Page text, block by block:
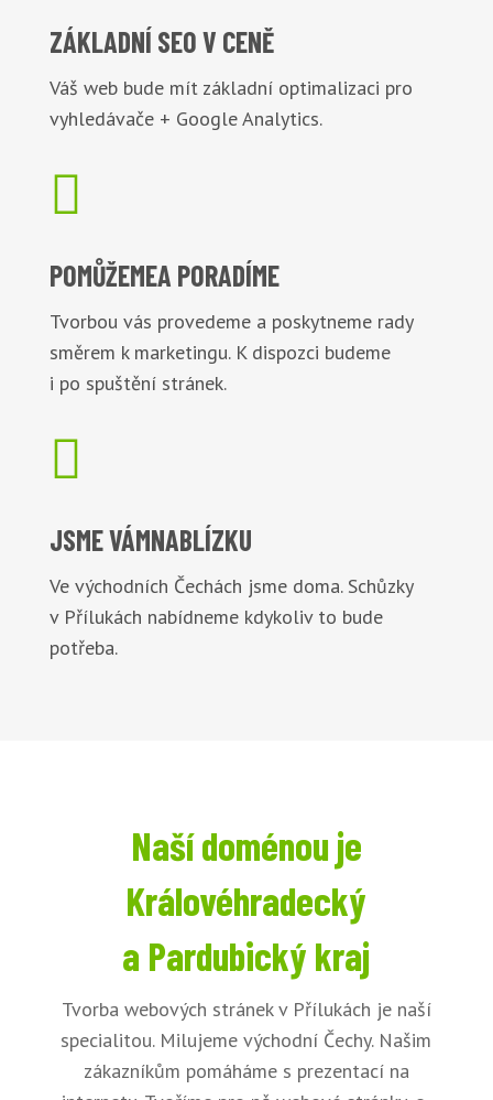
ZÁKLADNÍ SEO V CENĚ
Váš web bude mít základní optimalizaci pro
vyhledávače + Google Analytics.

POMŮŽEMEA PORADÍME
Tvorbou vás provedeme a poskytneme rady
směrem k marketingu. K dispozci budeme
i po spuštění stránek.

JSME VÁMNABLÍZKU
Ve východních Čechách jsme doma. Schůzky
v Přílukách nabídneme kdykoliv to bude
potřeba.
Naší doménou je
Královéhradecký
a Pardubický kraj
Tvorba webových stránek v Přílukách je naší
specialitou. Milujeme východní Čechy. Našim
zákazníkům pomáháme s prezentací na